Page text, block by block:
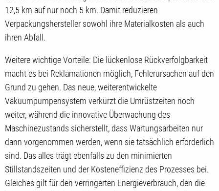
12,5 km auf nur noch 5 km. Damit reduzieren
Verpackungshersteller sowohl ihre Materialkosten als auch
ihren Abfall.
Weitere wichtige Vorteile: Die lückenlose Rückverfolgbarkeit
macht es bei Reklamationen möglich, Fehlerursachen auf den
Grund zu gehen. Das neue, weiterentwickelte
Vakuumpumpensystem verkürzt die Umrüstzeiten noch
weiter, während die innovative Überwachung des
Maschinezustands sicherstellt, dass Wartungsarbeiten nur
dann vorgenommen werden, wenn sie tatsächlich erforderlich
sind. Das alles trägt ebenfalls zu den minimierten
Stillstandszeiten und der Kosteneffizienz des Prozesses bei.
Gleiches gilt für den verringerten Energieverbrauch, den die